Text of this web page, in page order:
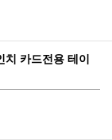
카드전용 테이